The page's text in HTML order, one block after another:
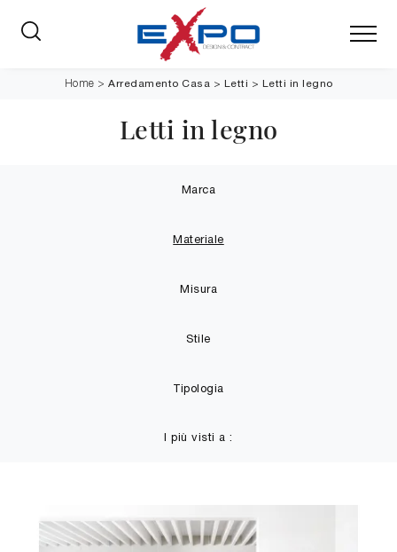
Home > Arredamento Casa > Letti > Letti in legno
Letti in legno
Marca
Materiale
Misura
Stile
Tipologia
I più visti a :